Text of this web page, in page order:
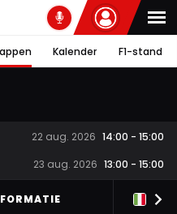
Kalender F1-stand
22 aug. 2026 14:00 - 15:00
23 aug. 2026 13:00 - 15:00